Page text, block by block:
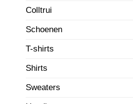
Colltrui
Schoenen
T-shirts
Shirts
Sweaters